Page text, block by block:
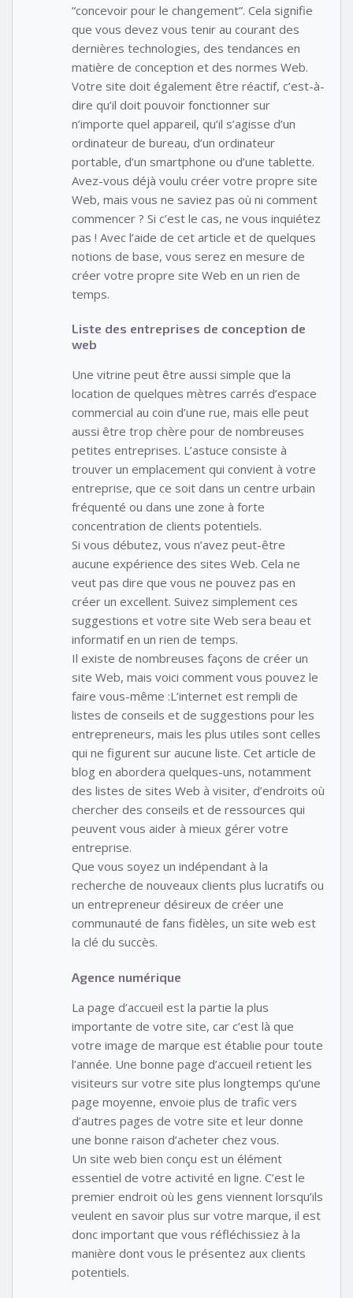
“concevoir pour le changement”. Cela signifie
que vous devez vous tenir au courant des
dernières technologies, des tendances en
matière de conception et des normes Web.
Votre site doit également être réactif, c’est-à-
dire qu’il doit pouvoir fonctionner sur
n’importe quel appareil, qu’il s’agisse d’un
ordinateur de bureau, d’un ordinateur
portable, d’un smartphone ou d’une tablette.
Avez-vous déjà voulu créer votre propre site
Web, mais vous ne saviez pas où ni comment
commencer ? Si c’est le cas, ne vous inquiétez
pas ! Avec l’aide de cet article et de quelques
notions de base, vous serez en mesure de
créer votre propre site Web en un rien de
temps.
Liste des entreprises de conception de
web
Une vitrine peut être aussi simple que la
location de quelques mètres carrés d’espace
commercial au coin d’une rue, mais elle peut
aussi être trop chère pour de nombreuses
petites entreprises. L’astuce consiste à
trouver un emplacement qui convient à votre
entreprise, que ce soit dans un centre urbain
fréquenté ou dans une zone à forte
concentration de clients potentiels.
Si vous débutez, vous n’avez peut-être
aucune expérience des sites Web. Cela ne
veut pas dire que vous ne pouvez pas en
créer un excellent. Suivez simplement ces
suggestions et votre site Web sera beau et
informatif en un rien de temps.
Il existe de nombreuses façons de créer un
site Web, mais voici comment vous pouvez le
faire vous-même :L’internet est rempli de
listes de conseils et de suggestions pour les
entrepreneurs, mais les plus utiles sont celles
qui ne figurent sur aucune liste. Cet article de
blog en abordera quelques-uns, notamment
des listes de sites Web à visiter, d’endroits où
chercher des conseils et de ressources qui
peuvent vous aider à mieux gérer votre
entreprise.
Que vous soyez un indépendant à la
recherche de nouveaux clients plus lucratifs ou
un entrepreneur désireux de créer une
communauté de fans fidèles, un site web est
la clé du succès.
Agence numérique
La page d’accueil est la partie la plus
importante de votre site, car c’est là que
votre image de marque est établie pour toute
l’année. Une bonne page d’accueil retient les
visiteurs sur votre site plus longtemps qu’une
page moyenne, envoie plus de trafic vers
d’autres pages de votre site et leur donne
une bonne raison d’acheter chez vous.
Un site web bien conçu est un élément
essentiel de votre activité en ligne. C’est le
premier endroit où les gens viennent lorsqu’ils
veulent en savoir plus sur votre marque, il est
donc important que vous réfléchissiez à la
manière dont vous le présentez aux clients
potentiels.